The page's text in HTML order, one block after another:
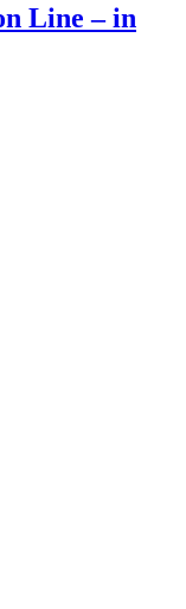
Line – in